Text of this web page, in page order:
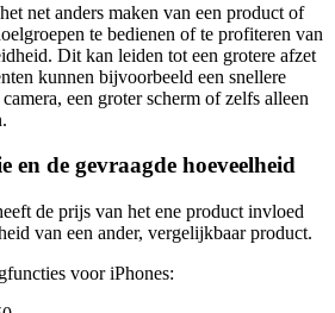
net anders maken van een product of
te bedienen of te profiteren van
Dit kan leiden tot een grotere afzet
kunnen bijvoorbeeld een snellere
een groter scherm of zelfs alleen
en de gevraagde hoeveelheid
de prijs van het ene product invloed
van een ander, vergelijkbaar product.
voor iPhones: